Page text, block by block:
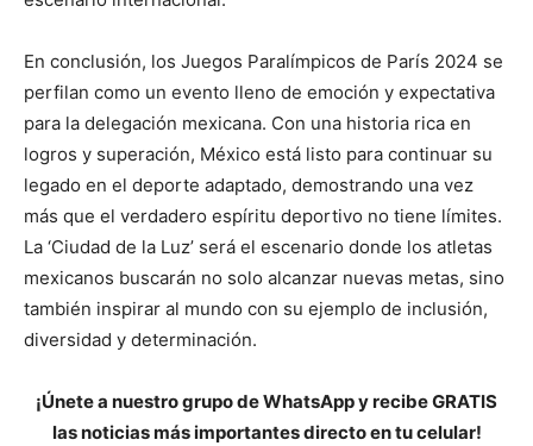
En conclusión, los Juegos Paralímpicos de París 2024 se
perfilan como un evento lleno de emoción y expectativa
para la delegación mexicana. Con una historia rica en
logros y superación, México está listo para continuar su
legado en el deporte adaptado, demostrando una vez
más que el verdadero espíritu deportivo no tiene límites.
La ‘Ciudad de la Luz’ será el escenario donde los atletas
mexicanos buscarán no solo alcanzar nuevas metas, sino
también inspirar al mundo con su ejemplo de inclusión,
diversidad y determinación.
¡Únete a nuestro grupo de WhatsApp y recibe GRATIS
las noticias más importantes directo en tu celular!